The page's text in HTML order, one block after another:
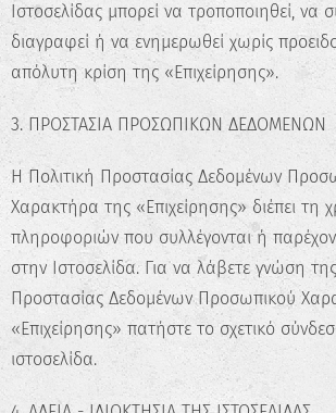
Ιστοσελίδας μπορεί να τροποποιηθεί, να
διαγραφεί ή να ενημερωθεί χωρίς
απόλυτη κρίση της «Επιχείρησης».
3. ΠΡΟΣΤΑΣΙΑ ΠΡΟΣΩΠΙΚΩΝ ΔΕΔΟΜΕΝΩΝ
Η Πολιτική Προστασίας Δεδομένων
Χαρακτήρα της «Επιχείρησης» διέπει τη
πληροφοριών που συλλέγονται ή
στην Ιστοσελίδα. Για να λάβετε γνώση
Προστασίας Δεδομένων Προσωπικού
«Επιχείρησης» πατήστε το σχετικό
ιστοσελίδα.